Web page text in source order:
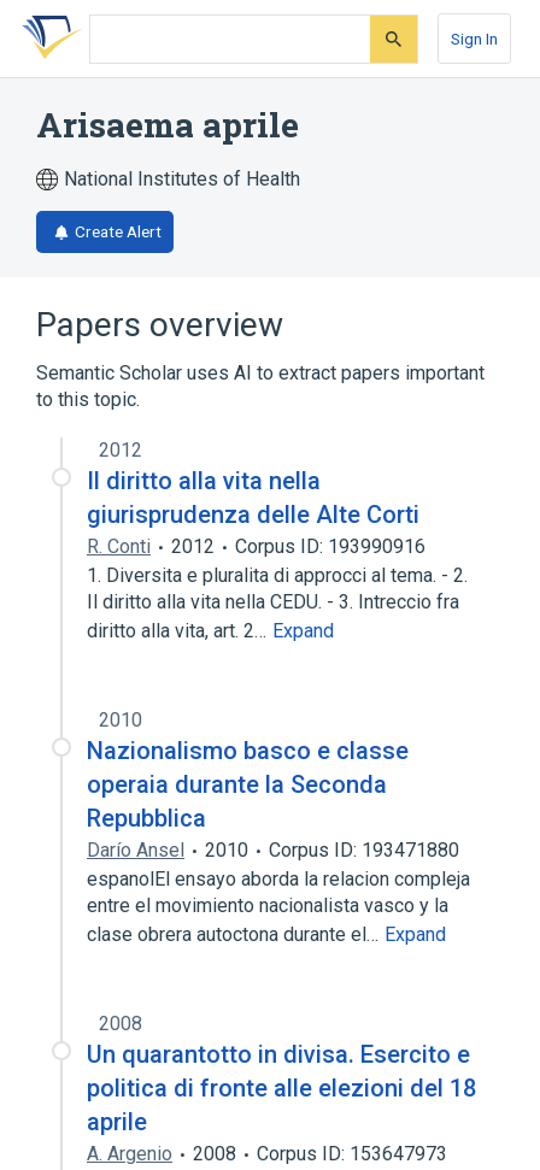
Skip
search
Skip
Skip
account
Sign In
Arisaema aprile
National Institutes of Health
Create Alert
Papers overview
Semantic Scholar uses AI to extract papers important
to this topic.
2012
Il diritto alla vita nella
giurisprudenza delle Alte Corti
R. Conti 2012
Corpus ID: 193990916
1. Diversita e pluralita di approcci al tema. - 2.
Il diritto alla vita nella CEDU. - 3. Intreccio fra
diritto alla vita, art. 2… Expand
2010
Nazionalismo basco e classe
operaia durante la Seconda
Repubblica
Darío Ansel 2010
Corpus ID: 193471880
espanolEl ensayo aborda la relacion compleja
entre el movimiento nacionalista vasco y la
clase obrera autoctona durante el… Expand
2008
Un quarantotto in divisa. Esercito e
politica di fronte alle elezioni del 18
aprile
A. Argenio 2008
Corpus ID: 153647973